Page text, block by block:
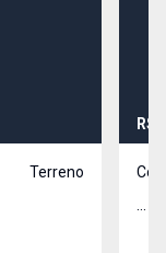
Terreno
R$